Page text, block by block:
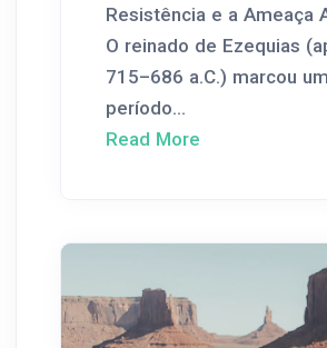
Resistência e a Ameaça
O reinado de Ezequias
715–686 a.C.) marcou um
período...
Read More